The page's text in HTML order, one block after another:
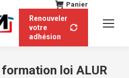
Panier
Renouveler
votre
adhésion
loi ALUR